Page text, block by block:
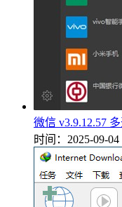
微信 v3.9.12.57
时间：2025-09-04